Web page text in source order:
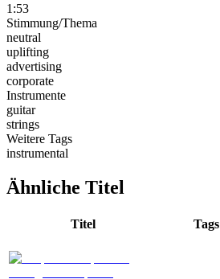
1:53
Stimmung/Thema
neutral
uplifting
advertising
corporate
Instrumente
guitar
strings
Weitere Tags
instrumental
Ähnliche Titel
Titel Tags